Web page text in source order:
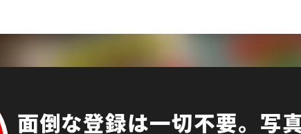
面倒な登録は一切不要。 写